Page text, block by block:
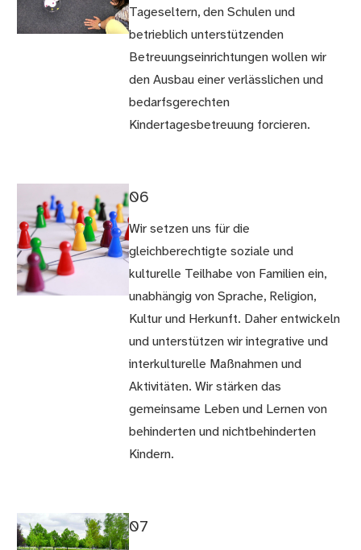
Tageseltern, den Schulen und
betrieblich unterstützenden
Betreuungseinrichtungen wollen wir
den Ausbau einer verlässlichen und
bedarfsgerechten
Kindertagesbetreuung forcieren.
06
Wir setzen uns für die
gleichberechtigte soziale und
kulturelle Teilhabe von Familien ein,
unabhängig von Sprache, Religion,
Kultur und Herkunft. Daher entwickeln
und unterstützen wir integrative und
interkulturelle Maßnahmen und
Aktivitäten. Wir stärken das
gemeinsame Leben und Lernen von
behinderten und nichtbehinderten
Kindern.
07